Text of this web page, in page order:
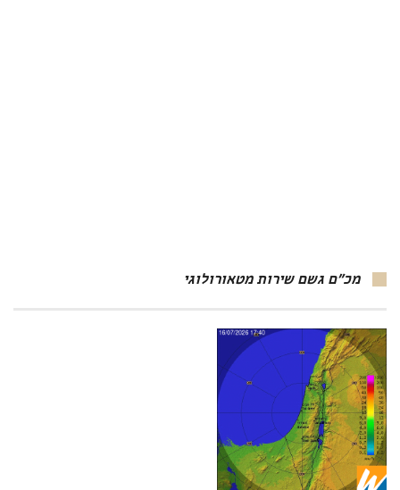
מכ"ם גשם שירות מטאורולוגי